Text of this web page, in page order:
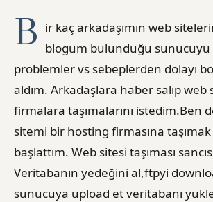
B ir kaç arkadaşımın web
blogum bulunduğu sunucuyu
problemler vs sebeplerden dolayı
aldım. Arkadaşlara haber salıp
firmalara taşımalarını istedim.Ben
sitemi bir hosting firmasına
başlattım. Web sitesi taşıması
Veritabanın yedeğini al,ftpyi
sunucuya upload et veritabanı